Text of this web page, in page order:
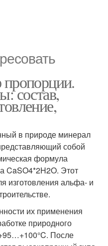
пропорции.
состав,
в природе минерал
собой
формула
CaSO4*2H2O. Этот
изготовления альфа- и
их применения
природного
После